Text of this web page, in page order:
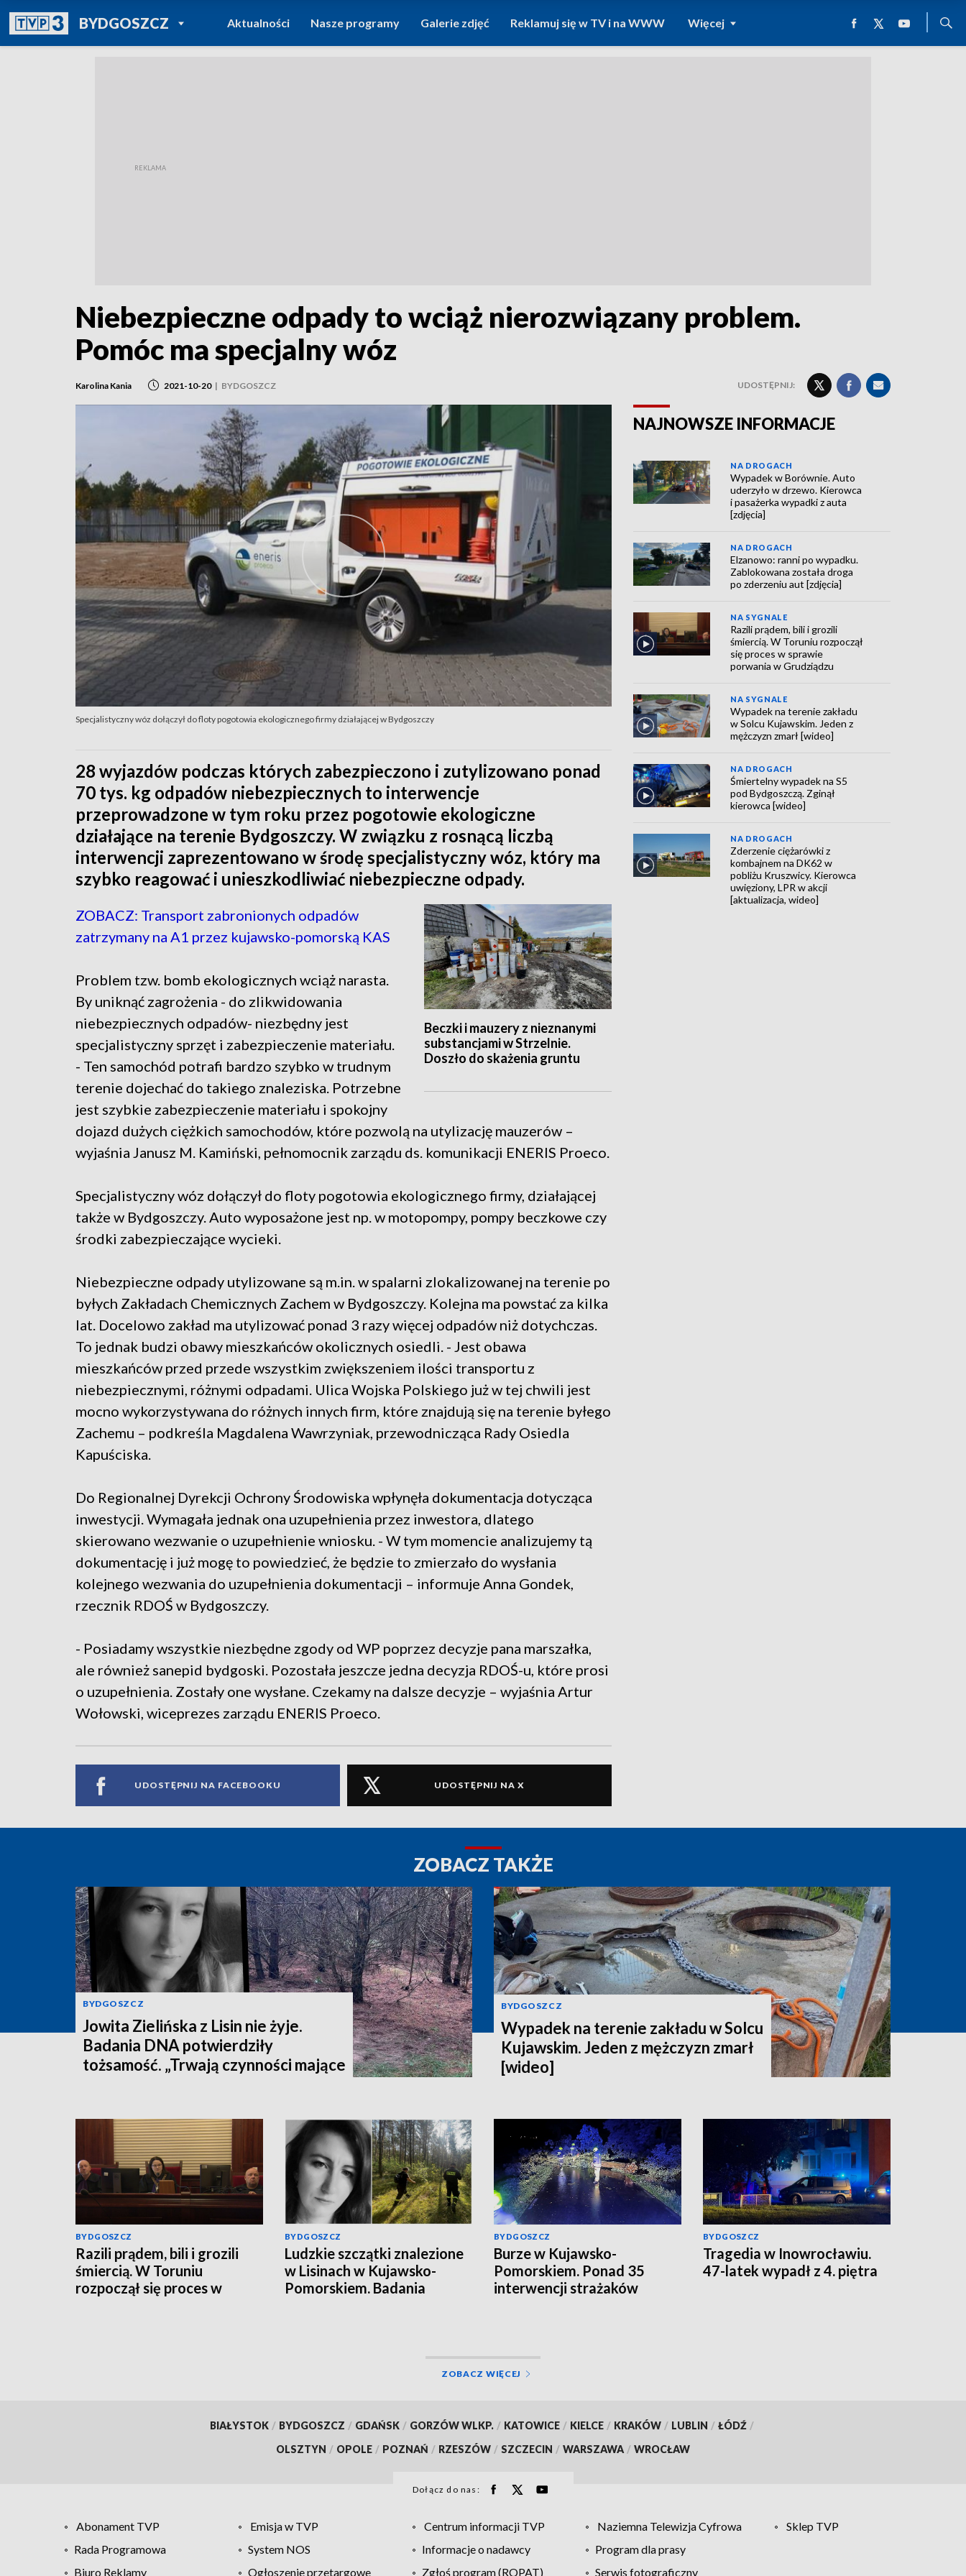
BYDGOSZCZPOWRÓT DO
TVP REGIONY
Aktualności Nasze programy Galerie zdjęć Reklamuj się w TV i na WWW Więcej
Niebezpieczne odpady to wciąż nierozwiązany problem.
Pomóc ma specjalny wóz
Karolina Kania 2021-10-20 | BYDGOSZCZ UDOSTĘPNIJ:
Specjalistyczny wóz dołączył do floty pogotowia ekologicznego firmy działającej w Bydgoszczy
28 wyjazdów podczas których zabezpieczono i zutylizowano ponad
70 tys. kg odpadów niebezpiecznych to interwencje
przeprowadzone w tym roku przez pogotowie ekologiczne
działające na terenie Bydgoszczy. W związku z rosnącą liczbą
interwencji zaprezentowano w środę specjalistyczny wóz, który ma
szybko reagować i unieszkodliwiać niebezpieczne odpady.
Beczki i mauzery z nieznanymi
substancjami w Strzelnie.
Doszło do skażenia gruntu
ZOBACZ: Transport zabronionych odpadów
zatrzymany na A1 przez kujawsko-pomorską KAS
Problem tzw. bomb ekologicznych wciąż narasta.
By uniknąć zagrożenia - do zlikwidowania
niebezpiecznych odpadów- niezbędny jest
specjalistyczny sprzęt i zabezpieczenie materiału.
- Ten samochód potrafi bardzo szybko w trudnym
terenie dojechać do takiego znaleziska. Potrzebne
jest szybkie zabezpieczenie materiału i spokojny
dojazd dużych ciężkich samochodów, które pozwolą na utylizację mauzerów –
wyjaśnia Janusz M. Kamiński, pełnomocnik zarządu ds. komunikacji ENERIS Proeco.
Specjalistyczny wóz dołączył do floty pogotowia ekologicznego firmy, działającej
także w Bydgoszczy. Auto wyposażone jest np. w motopompy, pompy beczkowe czy
środki zabezpieczające wycieki.
Niebezpieczne odpady utylizowane są m.in. w spalarni zlokalizowanej na terenie po
byłych Zakładach Chemicznych Zachem w Bydgoszczy. Kolejna ma powstać za kilka
lat. Docelowo zakład ma utylizować ponad 3 razy więcej odpadów niż dotychczas.
To jednak budzi obawy mieszkańców okolicznych osiedli. - Jest obawa
mieszkańców przed przede wszystkim zwiększeniem ilości transportu z
niebezpiecznymi, różnymi odpadami. Ulica Wojska Polskiego już w tej chwili jest
mocno wykorzystywana do różnych innych firm, które znajdują się na terenie byłego
Zachemu – podkreśla Magdalena Wawrzyniak, przewodnicząca Rady Osiedla
Kapuściska.
Do Regionalnej Dyrekcji Ochrony Środowiska wpłynęła dokumentacja dotycząca
inwestycji. Wymagała jednak ona uzupełnienia przez inwestora, dlatego
skierowano wezwanie o uzupełnienie wniosku. - W tym momencie analizujemy tą
dokumentację i już mogę to powiedzieć, że będzie to zmierzało do wysłania
kolejnego wezwania do uzupełnienia dokumentacji – informuje Anna Gondek,
rzecznik RDOŚ w Bydgoszczy.
- Posiadamy wszystkie niezbędne zgody od WP poprzez decyzje pana marszałka,
ale również sanepid bydgoski. Pozostała jeszcze jedna decyzja RDOŚ-u, które prosi
o uzupełnienia. Zostały one wysłane. Czekamy na dalsze decyzje – wyjaśnia Artur
Wołowski, wiceprezes zarządu ENERIS Proeco.
UDOSTĘPNIJ NA FACEBOOKU UDOSTĘPNIJ NA X
NAJNOWSZE INFORMACJE
NA DROGACH
Wypadek w Borównie. Auto
uderzyło w drzewo. Kierowca
i pasażerka wypadki z auta
[zdjęcia]
NA DROGACH
Elzanowo: ranni po wypadku.
Zablokowana została droga
po zderzeniu aut [zdjęcia]
NA SYGNALE
Razili prądem, bili i grozili
śmiercią. W Toruniu rozpoczął
się proces w sprawie
porwania w Grudziądzu
NA SYGNALE
Wypadek na terenie zakładu
w Solcu Kujawskim. Jeden z
mężczyzn zmarł [wideo]
NA DROGACH
Śmiertelny wypadek na S5
pod Bydgoszczą. Zginął
kierowca [wideo]
NA DROGACH
Zderzenie ciężarówki z
kombajnem na DK62 w
pobliżu Kruszwicy. Kierowca
uwięziony, LPR w akcji
[aktualizacja, wideo]
ZOBACZ TAKŻE
BYDGOSZCZ
Jowita Zielińska z Lisin nie żyje.
Badania DNA potwierdziły
tożsamość. „Trwają czynności mające
[wideo]
BYDGOSZCZ
Wypadek na terenie zakładu w Solcu
Kujawskim. Jeden z mężczyzn zmarł
[wideo]
BYDGOSZCZ
Razili prądem, bili i grozili
śmiercią. W Toruniu
rozpoczął się proces w
BYDGOSZCZ
Ludzkie szczątki znalezione
w Lisinach w Kujawsko-
Pomorskiem. Badania
Zielińskiej? [zdjęcia, wideo,
BYDGOSZCZ
Burze w Kujawsko-
Pomorskiem. Ponad 35
interwencji strażaków
BYDGOSZCZ
Tragedia w Inowrocławiu.
47-latek wypadł z 4. piętra
ZOBACZ WIĘCEJ
BIAŁYSTOK / BYDGOSZCZ / GDAŃSK / GORZÓW WLKP. / KATOWICE / KIELCE / KRAKÓW / LUBLIN / ŁÓDŹ /
OLSZTYN / OPOLE / POZNAŃ / RZESZÓW / SZCZECIN / WARSZAWA / WROCŁAW
Dołącz do nas:
Abonament TVP Emisja w TVP Centrum informacji TVP Naziemna Telewizja Cyfrowa
Sklep TVP
Rada Programowa
System NOS Informacje o nadawcy
Program dla prasy
Biuro Reklamy
Ogłoszenie przetargowe Zgłoś program (ROPAT) Serwis fotograficzny